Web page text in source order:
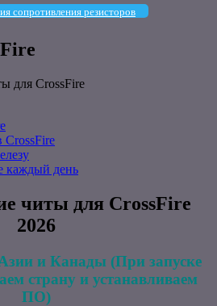
сопротивления резисторов
для CrossFire
CrossFire
каждый день
читы для CrossFire
2026
и Канады (При запуске
страну и устанавливаем
ПО)